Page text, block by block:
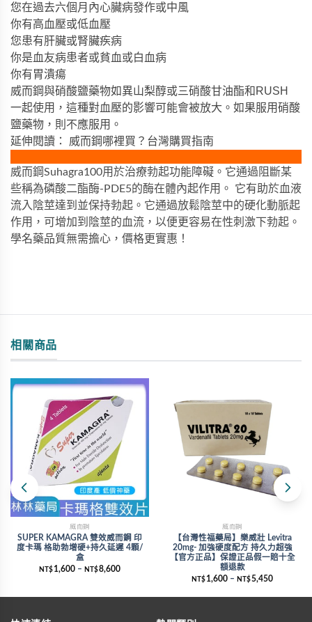
您在過去六個月內心臟病發作或中風
你有高血壓或低血壓
您患有肝臟或腎臟疾病
你是血友病患者或貧血或白血病
你有胃潰瘍
威而鋼與硝酸鹽藥物如異山梨醇或三硝酸甘油酯和RUSH
一起使用，這種對血壓的影響可能會被放大。如果服用硝酸
鹽藥物，則不應服用。
延伸閱讀：
威而鋼哪裡買？台灣購買指南
威而鋼Suhagra100用於治療勃起功能障礙。它通過阻斷某
些稱為磷酸二酯酶-PDE5的酶在體內起作用。 它有助於血液
流入陰莖達到並保持勃起。它通過放鬆陰莖中的硬化動脈起
作用，可增加到陰莖的血流，以便更容易在性刺激下勃起。
學名藥品質無需擔心，價格更實惠！
相關商品
威而鋼
SUPER KAMAGRA 雙效威而鋼 印
度卡瑪 格助勃增硬+持久延遲 4顆/
盒
NT$ 1,600 – NT$8,600
威而鋼
【台灣性福藥局】樂威壯 Levitra
20mg- 加強硬度配方 持久力超強
【官方正品】保證正品假一賠十全
額退款
NT$ 1,600 – NT$5,450